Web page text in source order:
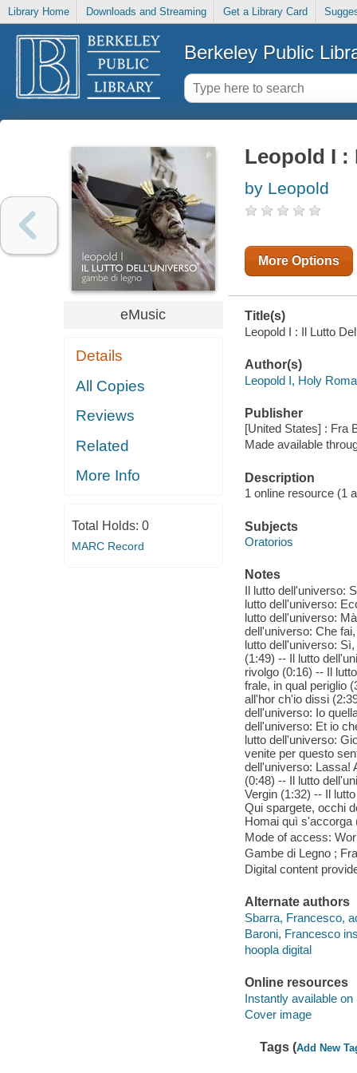
Library Home Downloads and Streaming Get a Library Card
Berkeley Public
eMusic
Details
All Copies
Reviews
Related
More Info
Total Holds: 0
MARC Record
Leopold I :
by Leopold
More Options
Title(s)
Leopold I : Il Lutto
Author(s)
Leopold I, Holy
Publisher
[United States] : Fra
Made available
Description
1 online resource (1
Subjects
Oratorios
Notes
Il lutto dell'universo:
lutto dell'universo:
lutto dell'universo:
dell'universo: Che
lutto dell'universo:
(1:49) -- Il lutto
rivolgo (0:16) -- Il
frale, in qual periglio
all'hor ch'io dissi
dell'universo: Io
dell'universo: Et io
lutto dell'universo:
venite per questo
dell'universo: Lassa!
(0:48) -- Il lutto
Vergin (1:32) -- Il
Qui spargete, occhi
Homai quì s'accorga
Mode of access:
Gambe di Legno ;
Digital content
Alternate authors
Sbarra, Francesco,
Baroni, Francesco
hoopla digital
Online resources
Instantly available on
Cover image
Tags (Add New